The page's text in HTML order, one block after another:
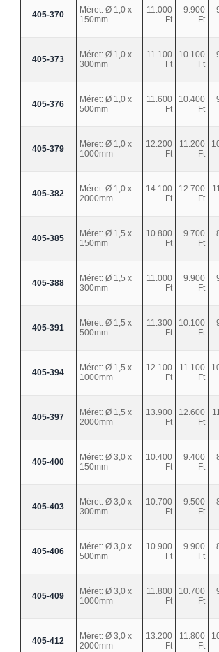
405-370
Méret: Ø 1,0 x
150mm
11.000
Ft
9.900
Ft
405-373
Méret: Ø 1,0 x
300mm
11.100
Ft
10.100
Ft
405-376
Méret: Ø 1,0 x
500mm
11.600
Ft
10.400
Ft
405-379
Méret: Ø 1,0 x
1000mm
12.200
Ft
11.200
Ft
405-382
Méret: Ø 1,0 x
2000mm
14.100
Ft
12.700
Ft
405-385
Méret: Ø 1,5 x
150mm
10.800
Ft
9.700
Ft
405-388
Méret: Ø 1,5 x
300mm
11.000
Ft
9.900
Ft
405-391
Méret: Ø 1,5 x
500mm
11.300
Ft
10.100
Ft
405-394
Méret: Ø 1,5 x
1000mm
12.100
Ft
11.100
Ft
405-397
Méret: Ø 1,5 x
2000mm
13.900
Ft
12.600
Ft
405-400
Méret: Ø 3,0 x
150mm
10.400
Ft
9.400
Ft
405-403
Méret: Ø 3,0 x
300mm
10.700
Ft
9.500
Ft
405-406
Méret: Ø 3,0 x
500mm
10.900
Ft
9.900
Ft
405-409
Méret: Ø 3,0 x
1000mm
11.800
Ft
10.700
Ft
405-412
Méret: Ø 3,0 x
2000mm
13.200
Ft
11.800
Ft